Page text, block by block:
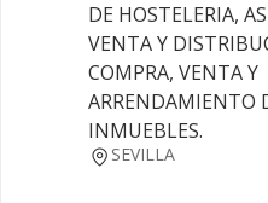
DE HOSTELERIA,
VENTA Y
COMPRA, VENTA Y
ARRENDAMIENTO
INMUEBLES.
SEVILLA